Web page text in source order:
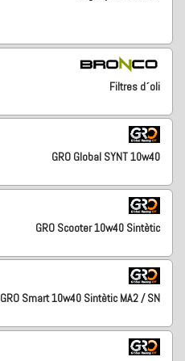
Filtres d´oli
GRO Global SYNT 10w40
GRO Scooter 10w40 Sintètic
GRO Smart 10w40 Sintètic MA2 / SN